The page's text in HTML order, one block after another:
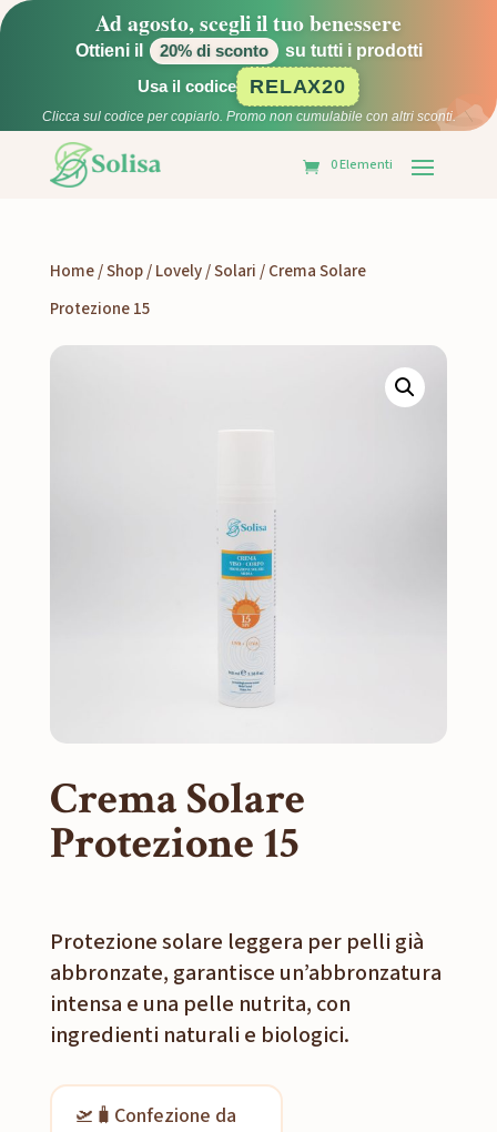
Ad agosto, scegli il tuo benessere
Ottieni il 20% di sconto su tutti i prodotti
Usa il codice RELAX20
Clicca sul codice per copiarlo. Promo non cumulabile con altri sconti.
0 Elementi
Home/Shop/Lovely/Solari/ Crema Solare
Protezione 15
Crema Solare
Protezione 15
Protezione solare leggera per pelli già
abbronzate, garantisce un’abbronzatura
intensa e una pelle nutrita, con
ingredienti naturali e biologici.
🛫🧳Confezione da